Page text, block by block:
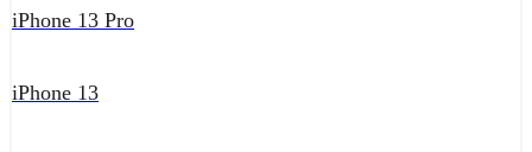
iPhone 13 Pro
iPhone 13